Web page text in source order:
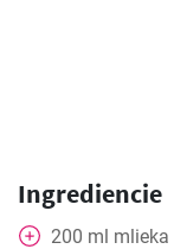
Ingrediencie
200 ml mlieka